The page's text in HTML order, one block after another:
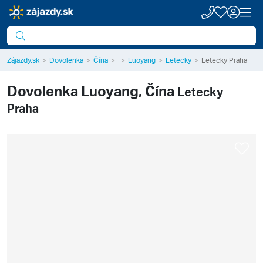
Zájazdy.sk Dovolenka Čína Luoyang Letecky Letecky Praha
Dovolenka Luoyang, Čína Letecky
Praha